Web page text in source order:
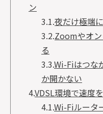
ン
3.1.夜だけ極端
3.2.Zoomやオ
る
3.3.Wi-Fiはつな
か開かない
4.VDSL環境で速度
4.1.Wi-Fiルータ